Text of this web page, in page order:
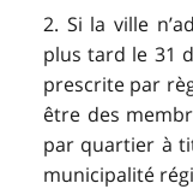
2. Si la ville
plus tard le 31
prescrite par
être des
par quartier à
municipalité